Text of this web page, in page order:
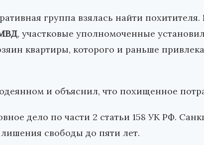
группа взялась найти
, участковые уполномоченные
квартиры, которого и раньше
и объяснил, что похищенное
дело по части 2 статьи 158 УК РФ.
свободы до пяти лет.